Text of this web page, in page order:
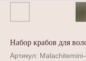
Набор крабов для
Артикул: